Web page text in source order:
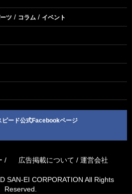
ツ コラム イベント
ピード公式Facebookページ
/ 広告掲載について / 運営会社
SAN-EI CORPORATION All Rights
Reserved.